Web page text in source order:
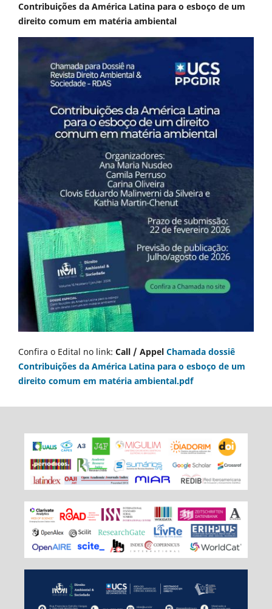
Contribuições da América Latina para o esboço de um
direito comum em matéria ambiental
Confira o Edital no link: Call / Appel Chamada dossiê
Contribuições da América Latina para o esboço de um
direito comum em matéria ambiental.pdf